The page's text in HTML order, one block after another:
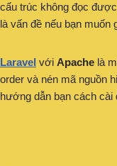
cấu trúc không đọc
là vấn đề nếu bạn muốn
Laravel với Apache là
order và nén mã nguồn
hướng dẫn bạn cách cài